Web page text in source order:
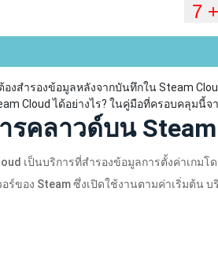
งสำรองข้อมูลหลังจากบันทึกใน Steam
Cloud ได้อย่างไร? ในคู่มือที่ครอบคลุมนี้
รคลาวด์บน Steam
เป็นบริการที่สำรองข้อมูลการตั้งค่าเกม
อร์ของ Steam ซึ่งเปิดใช้งานตามค่าเริ่มต้น